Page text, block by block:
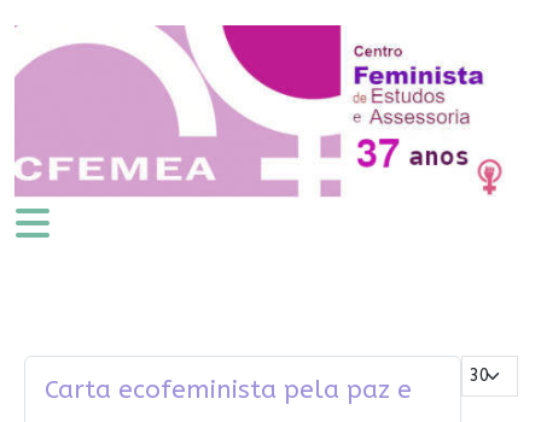
Mostrar #
Carta ecofeminista pela paz e